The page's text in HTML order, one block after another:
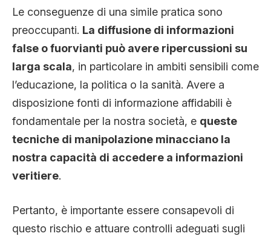
Le conseguenze di una simile pratica sono
preoccupanti. La diffusione di informazioni
false o fuorvianti può avere ripercussioni su
larga scala, in particolare in ambiti sensibili come
l’educazione, la politica o la sanità. Avere a
disposizione fonti di informazione affidabili è
fondamentale per la nostra società, e queste
tecniche di manipolazione minacciano la
nostra capacità di accedere a informazioni
veritiere.
Pertanto, è importante essere consapevoli di
questo rischio e attuare controlli adeguati sugli